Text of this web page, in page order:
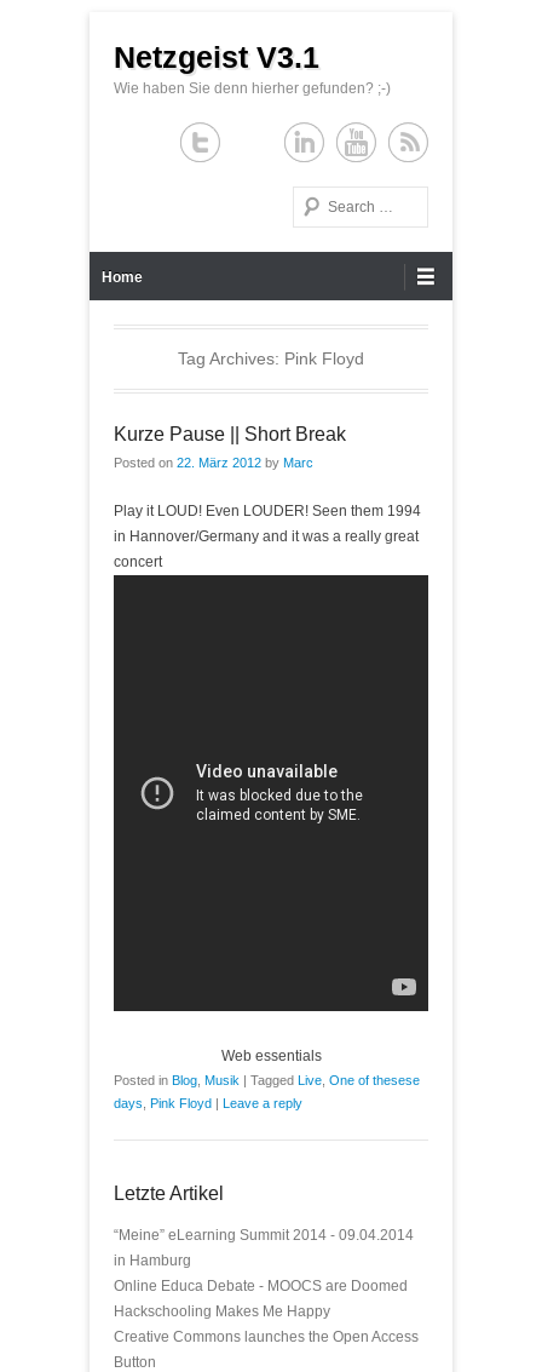
Netzgeist V3.1
Wie haben Sie denn hierher gefunden? ;-)
Search
Home
Tag Archives: Pink Floyd
Kurze Pause || Short Break
Posted on 22. März 2012 by Marc
Play it LOUD! Even LOUDER! Seen them 1994
in Hannover/Germany and it was a really great
concert
Web essentials
Posted in Blog Musik | Tagged Live One of thesese
days Pink Floyd | Leave a reply
Letzte Artikel
“Meine” eLearning Summit 2014 - 09.04.2014
in Hamburg
Online Educa Debate - MOOCS are Doomed
Hackschooling Makes Me Happy
Creative Commons launches the Open Access
Button